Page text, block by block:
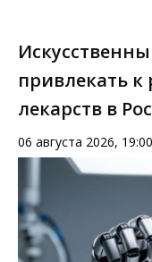
привлекать к
лекарств в
06 августа 2026, 19:00